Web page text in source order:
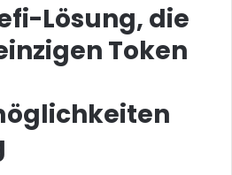
Lösung, die
Token